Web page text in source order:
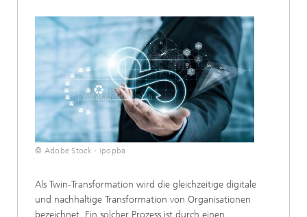
© Adobe Stock - ipopba
Als Twin-Transformation wird die gleichzeitige digitale
und nachhaltige Transformation von Organisationen
bezeichnet. Ein solcher Prozess ist durch einen